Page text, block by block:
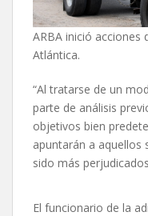
ARBA inició acciones
Atlántica.
“Al tratarse de un
parte de análisis
objetivos bien
apuntarán a aquellos
sido más
El funcionario de la